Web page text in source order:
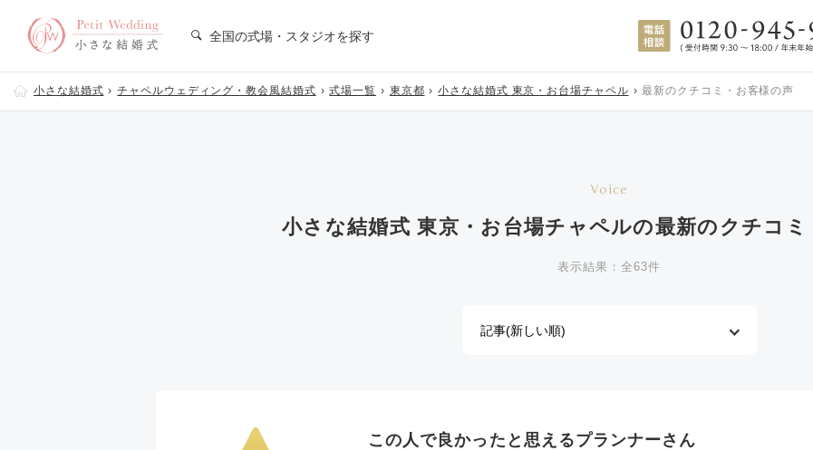
全国の式場・スタジオを探す
小さな結婚式 チャペルウェディング・教会風結婚式 式場一覧 東京都 小さな結婚式 東京・お台場チャペル 最新のクチコミ・お客様の声
Voice
小さな結婚式 東京・お台場チャペルの最新のクチコミ
表示結果：全63件
この人で良かったと思えるプランナーさん